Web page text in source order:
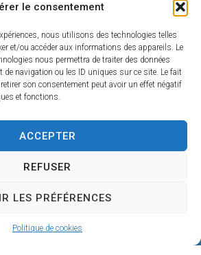
le consentement
nous utilisons des technologies telles
et/ou accéder aux informations des appareils. Le
nous permettra de traiter des données
de navigation ou les ID uniques sur ce site. Le fait
son consentement peut avoir un effet négatif
et fonctions.
ACCEPTER
REFUSER
LES PRÉFÉRENCES
Politique de cookies
contributors